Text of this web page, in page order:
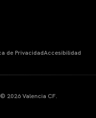
de PrivacidadAccesibilidad
2026 Valencia CF.